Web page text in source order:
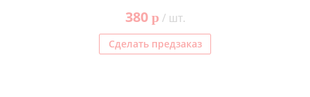
380 p/ шт.
Сделать предзаказ